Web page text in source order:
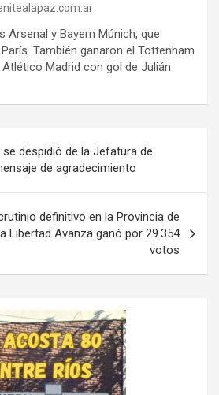
Arsenal y Bayern Múnich, que
También ganaron el Tottenham
Atlético Madrid con gol de Julián
despidió de la Jefatura de
de agradecimiento
definitivo en la Provincia de
Libertad Avanza ganó por 29.354
votos